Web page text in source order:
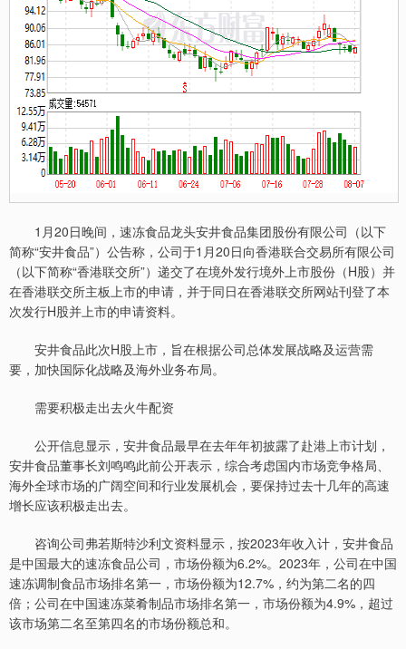
1月20日晚间，速冻食品龙头安井食品集团股份有限公司（以下
简称“安井食品”）公告称，公司于1月20日向香港联合交易所有限公司
（以下简称“香港联交所”）递交了在境外发行境外上市股份（H股）并
在香港联交所主板上市的申请，并于同日在香港联交所网站刊登了本
次发行H股并上市的申请资料。
安井食品此次H股上市，旨在根据公司总体发展战略及运营需
要，加快国际化战略及海外业务布局。
需要积极走出去火牛配资
公开信息显示，安井食品最早在去年年初披露了赴港上市计划，
安井食品董事长刘鸣鸣此前公开表示，综合考虑国内市场竞争格局、
海外全球市场的广阔空间和行业发展机会，要保持过去十几年的高速
增长应该积极走出去。
咨询公司弗若斯特沙利文资料显示，按2023年收入计，安井食品
是中国最大的速冻食品公司，市场份额为6.2%。2023年，公司在中国
速冻调制食品市场排名第一，市场份额为12.7%，约为第二名的四
倍；公司在中国速冻菜肴制品市场排名第一，市场份额为4.9%，超过
该市场第二名至第四名的市场份额总和。